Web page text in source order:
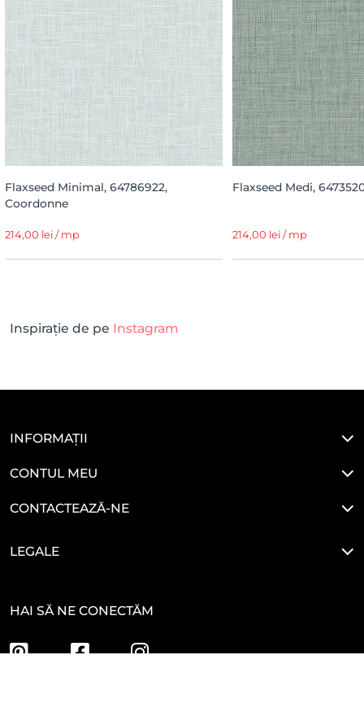
Flaxseed Minimal, 64786922,
Coordonne
214,00 lei / mp
Flaxseed Medi,
214,00 lei / mp
Inspirație de pe Instagram
INFORMAȚII
CONTUL MEU
CONTACTEAZĂ-NE
LEGALE
HAI SĂ NE CONECTĂM